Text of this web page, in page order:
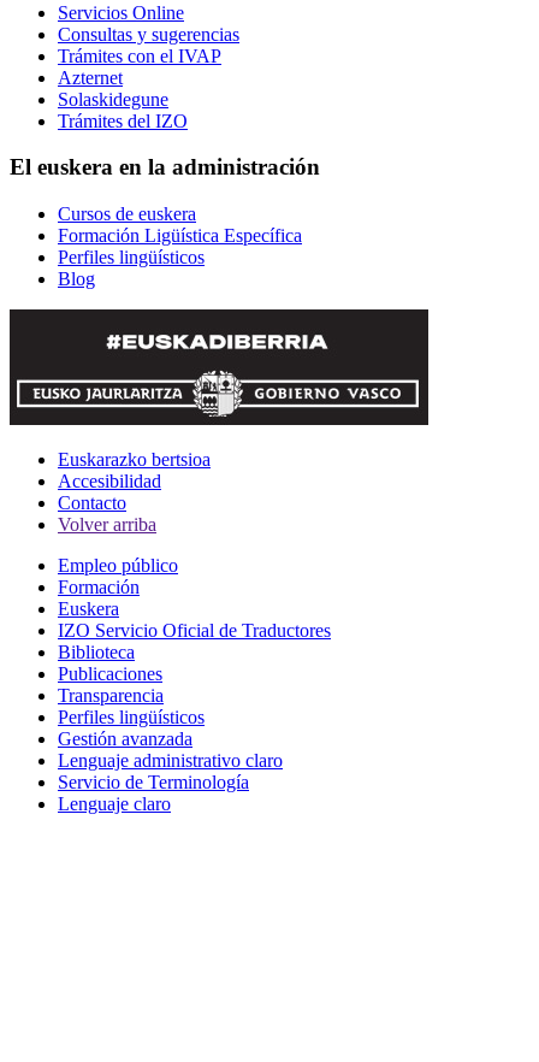
Servicios Online
Consultas y sugerencias
Trámites con el IVAP
Azternet
Solaskidegune
Trámites del IZO
El euskera en la administración
Cursos de euskera
Formación Ligüística Específica
Perfiles lingüísticos
Blog
Euskarazko bertsioa
Accesibilidad
Contacto
Volver arriba
Empleo público
Formación
Euskera
IZO Servicio Oficial de Traductores
Biblioteca
Publicaciones
Transparencia
Perfiles lingüísticos
Gestión avanzada
Lenguaje administrativo claro
Servicio de Terminología
Lenguaje claro